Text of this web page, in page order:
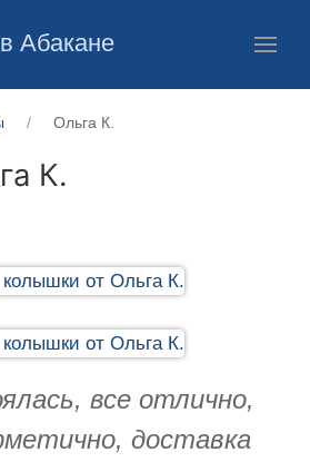
Абакане
Ольга К.
К.
все отлично,
доставка